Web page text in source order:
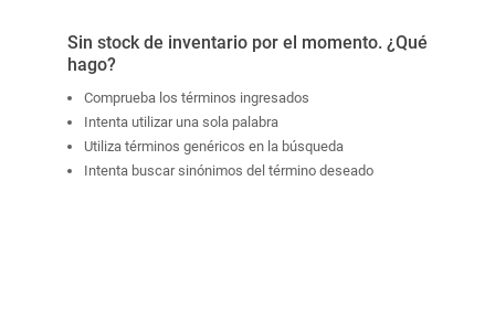
Sin stock de inventario por el momento. ¿Qué
hago?
Comprueba los términos ingresados
Intenta utilizar una sola palabra
Utiliza términos genéricos en la búsqueda
Intenta buscar sinónimos del término deseado